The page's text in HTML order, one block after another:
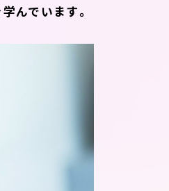
んでいます。